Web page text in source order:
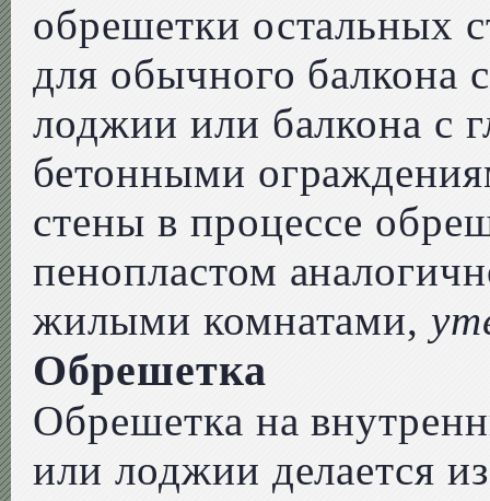
обрешетки остальных
для обычного балкона
лоджии или балкона с
бетонными
стены в процессе
пенопластом
жилыми комнатами,
Обрешетка
Обрешетка на
или лоджии делается